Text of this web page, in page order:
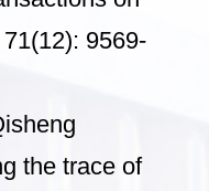
9569-
the trace of